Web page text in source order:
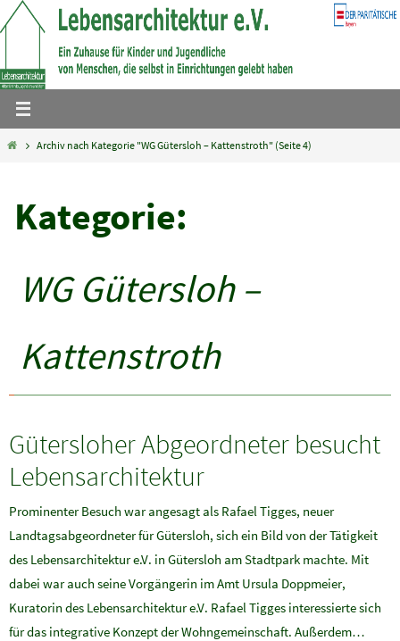
Zum
Inhalt
HomeArchiv nach Kategorie "WG Gütersloh – Kattenstroth" (Seite 4)
Kategorie:
WG Gütersloh –
Kattenstroth
Gütersloher Abgeordneter besucht
Lebensarchitektur
Prominenter Besuch war angesagt als Rafael Tigges, neuer
Landtagsabgeordneter für Gütersloh, sich ein Bild von der Tätigkeit
des Lebensarchitektur e.V. in Gütersloh am Stadtpark machte. Mit
dabei war auch seine Vorgängerin im Amt Ursula Doppmeier,
Kuratorin des Lebensarchitektur e.V. Rafael Tigges interessierte sich
für das integrative Konzept der Wohngemeinschaft. Außerdem…